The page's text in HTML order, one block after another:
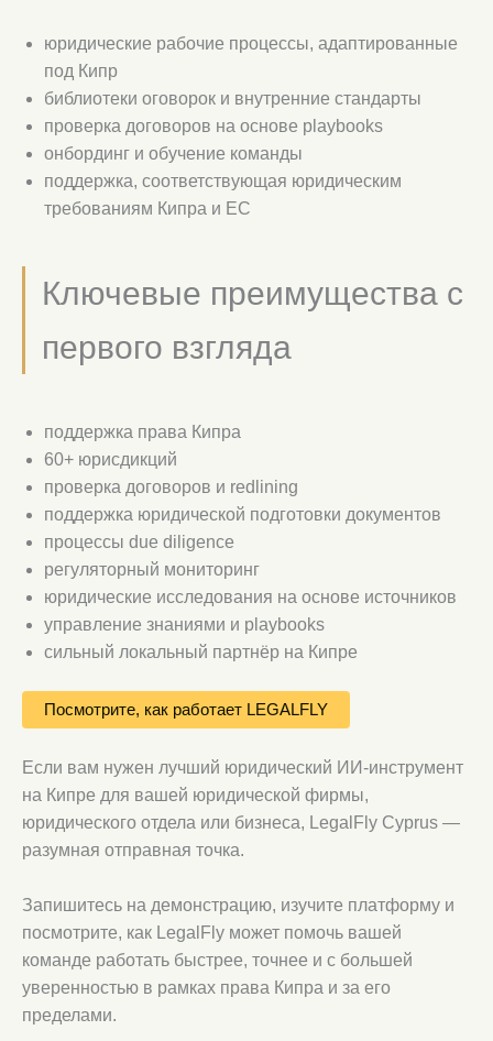
юридические рабочие процессы, адаптированные
под Кипр
библиотеки оговорок и внутренние стандарты
проверка договоров на основе playbooks
онбординг и обучение команды
поддержка, соответствующая юридическим
требованиям Кипра и ЕС
Ключевые преимущества с
первого взгляда
поддержка права Кипра
60+ юрисдикций
проверка договоров и redlining
поддержка юридической подготовки документов
процессы due diligence
регуляторный мониторинг
юридические исследования на основе источников
управление знаниями и playbooks
сильный локальный партнёр на Кипре
Посмотрите, как работает LEGALFLY
Если вам нужен лучший юридический ИИ-инструмент
на Кипре для вашей юридической фирмы,
юридического отдела или бизнеса, LegalFly Cyprus —
разумная отправная точка.
Запишитесь на демонстрацию, изучите платформу и
посмотрите, как LegalFly может помочь вашей
команде работать быстрее, точнее и с большей
уверенностью в рамках права Кипра и за его
пределами.